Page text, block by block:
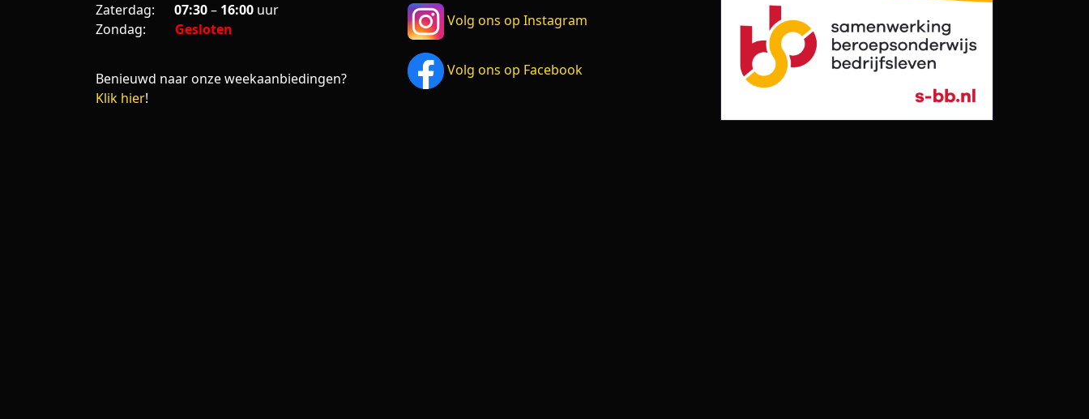
Zaterdag: 07:30– 16:00 uur
Zondag: Gesloten
Benieuwd naar onze weekaanbiedingen?
Klik hier!
Volg ons op Instagram
Volg ons op Facebook